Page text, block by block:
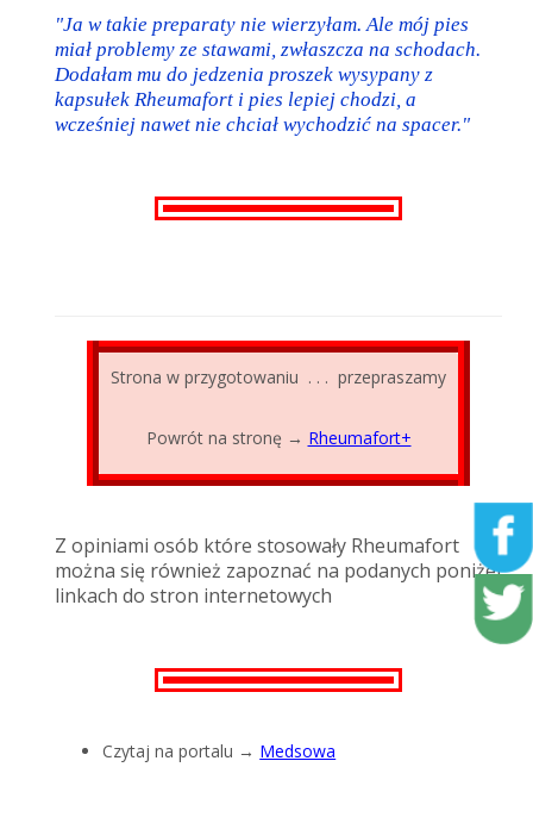
"Ja w takie preparaty nie wierzyłam. Ale mój pies
miał problemy ze stawami, zwłaszcza na schodach.
Dodałam mu do jedzenia proszek wysypany z
kapsułek Rheumafort i pies lepiej chodzi, a
wcześniej nawet nie chciał wychodzić na spacer."
Strona w przygotowaniu . . . przepraszamy
Powrót na stronę → Rheumafort+
Z opiniami osób które stosowały Rheumafort
można się również zapoznać na podanych poniżej
linkach do stron internetowych
Czytaj na portalu → Medsowa